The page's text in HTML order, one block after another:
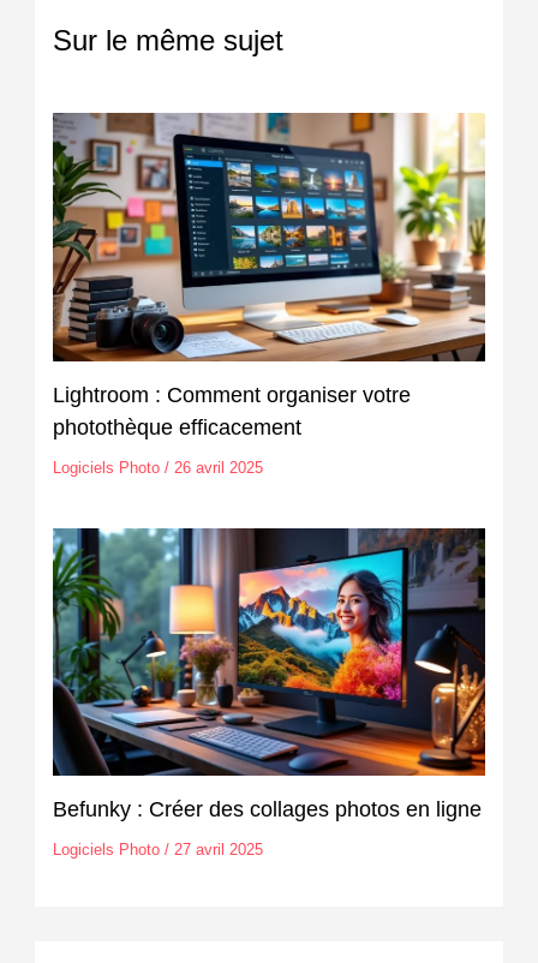
Sur le même sujet
Lightroom : Comment organiser votre
photothèque efficacement
Logiciels Photo/ 26 avril 2025
Befunky : Créer des collages photos en ligne
Logiciels Photo/ 27 avril 2025